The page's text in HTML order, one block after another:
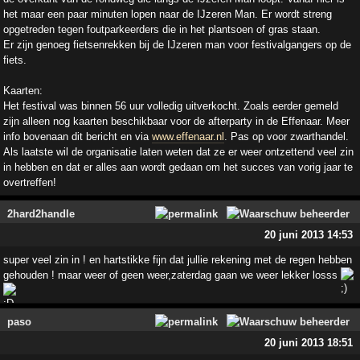
het maar een paar minuten lopen naar de IJzeren Man. Er wordt streng
opgetreden tegen foutparkeerders die in het plantsoen of gras staan.
Er zijn genoeg fietsenrekken bij de IJzeren man voor festivalgangers op de
fiets.
Kaarten:
Het festival was binnen 56 uur volledig uitverkocht. Zoals eerder gemeld
zijn alleen nog kaarten beschikbaar voor de afterparty in de Effenaar. Meer
info bovenaan dit bericht en via www.effenaar.nl . Pas op voor zwarthandel.
Als laatste wil de organisatie laten weten dat ze er weer ontzettend veel zin
in hebben en dat er alles aan wordt gedaan om het succes van vorig jaar te
overtreffen!
2hard2handle
20 juni 2013 14:53
super veel zin in ! en hartstikke fijn dat jullie rekening met de regen hebben
gehouden ! maar weer of geen weer,zaterdag gaan we weer lekker losss
paso
20 juni 2013 18:51